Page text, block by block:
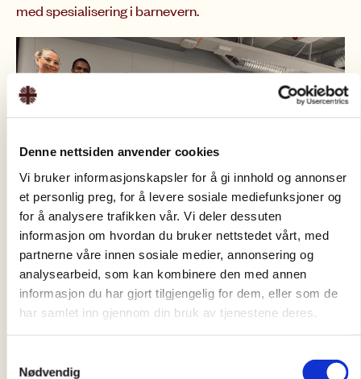
Denne nettsiden anvender cookies
Vi bruker informasjonskapsler for å gi innhold og annonser
et personlig preg, for å levere sosiale mediefunksjoner og
for å analysere trafikken vår. Vi deler dessuten
informasjon om hvordan du bruker nettstedet vårt, med
partnerne våre innen sosiale medier, annonsering og
analysearbeid, som kan kombinere den med annen
informasjon du har gjort tilgjengelig for dem, eller som de
har samlet inn gjennom din bruk av tjenestene deres.
Nødvendig
med spesialisering i barnevern.
Deltakere som har gjennomført kurset «Tillitsbygger». (Foto: Caritas Norge)
Nødvendige kvalifikasjoner: